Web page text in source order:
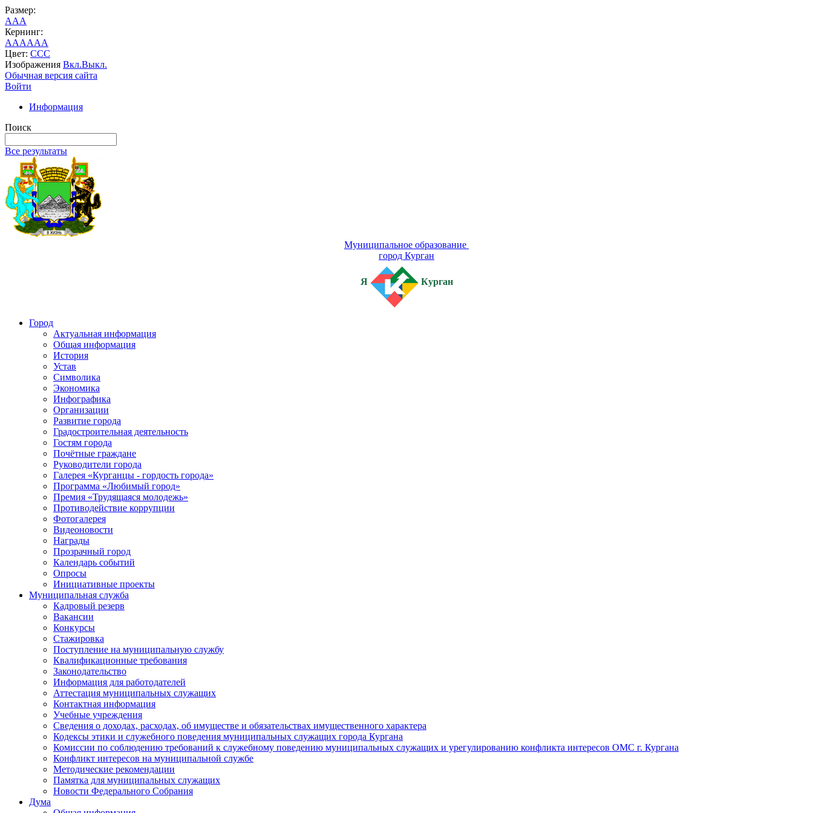
Размер:
AAA
Кернинг:
AAAAAA
Цвет: CCC
Изображения Вкл.Выкл.
Обычная версия сайта
Войти
Информация
Поиск
Все результаты
Муниципальное образование
город Курган
Я Курган
Город
Актуальная информация
Общая информация
История
Устав
Символика
Экономика
Инфографика
Организации
Развитие города
Градостроительная деятельность
Гостям города
Почётные граждане
Руководители города
Галерея «Курганцы - гордость города»
Программа «Любимый город»
Премия «Трудящаяся молодежь»
Противодействие коррупции
Фотогалерея
Видеоновости
Награды
Прозрачный город
Календарь событий
Опросы
Инициативные проекты
Муниципальная служба
Кадровый резерв
Вакансии
Конкурсы
Стажировка
Поступление на муниципальную службу
Квалификационные требования
Законодательство
Информация для работодателей
Аттестация муниципальных служащих
Контактная информация
Учебные учреждения
Сведения о доходах, расходах, об имуществе и обязательствах имущественного характера
Кодексы этики и служебного поведения муниципальных служащих города Кургана
Комиссии по соблюдению требований к служебному поведению муниципальных служащих и урегулированию конфликта интересов ОМС г. Кургана
Конфликт интересов на муниципальной службе
Методические рекомендации
Памятка для муниципальных служащих
Новости Федерального Cобрания
Дума